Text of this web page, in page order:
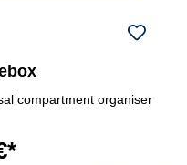
compartment organiser